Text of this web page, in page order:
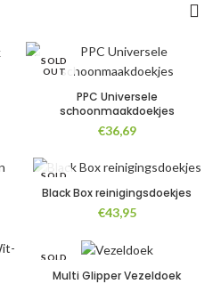
SOLD
OUT
PPC Universele
schoonmaakdoekjes
€36,69
SOLD
Black Box reinigingsdoekjes
€43,95
SOLD
Multi Glipper Vezeldoek